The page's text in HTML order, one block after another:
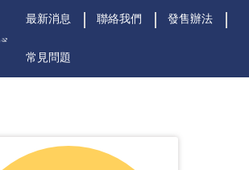
最新消息 聯絡我們 發售辦法
常見問題